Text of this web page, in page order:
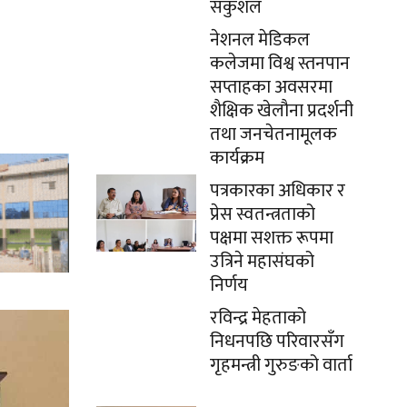
सकुशल
नेशनल मेडिकल
कलेजमा विश्व स्तनपान
सप्ताहका अवसरमा
शैक्षिक खेलौना प्रदर्शनी
तथा जनचेतनामूलक
कार्यक्रम
पत्रकारका अधिकार र
प्रेस स्वतन्त्रताको
पक्षमा सशक्त रूपमा
उत्रिने महासंघको
निर्णय
रविन्द्र मेहताको
निधनपछि परिवारसँग
गृहमन्त्री गुरुङको वार्ता